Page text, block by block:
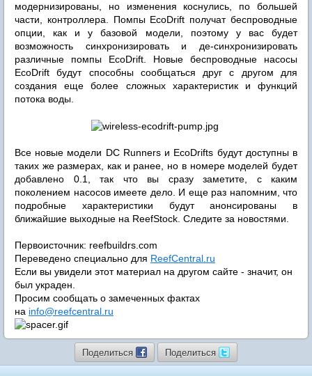
модернизированы, но изменения коснулись, по большей
части, контроллера. Помпы EcoDrift получат беспроводные
опции, как и у базовой модели, поэтому у вас будет
возможность синхронизировать и де-синхронизировать
различные помпы EcoDrift. Новые беспроводные насосы
EcoDrift будут способны сообщаться друг с другом для
создания еще более сложных характеристик и функций
потока воды.
Все новые модели DC Runners и EcoDrifts будут доступны в
таких же размерах, как и ранее, но в номере моделей будет
добавлено 0.1, так что вы сразу заметите, с каким
поколением насосов имеете дело. И еще раз напомним, что
подробные характеристики будут анонсированы в
ближайшие выходные на ReefStock. Следите за новостями.
Первоисточник: reefbuildrs.com
Переведено специально для ReefCentral.ru
Если вы увидели этот материал на другом сайте - значит, он
был украден.
Просим сообщать о замеченных фактах
на info@reefcentral.ru
Поделиться Поделиться